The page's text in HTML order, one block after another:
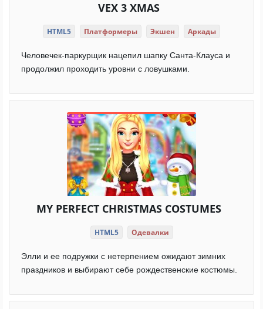
VEX 3 XMAS
HTML5 Платформеры Экшен Аркады
Человечек-паркурщик нацепил шапку Санта-Клауса и
продолжил проходить уровни с ловушками.
MY PERFECT CHRISTMAS COSTUMES
HTML5 Одевалки
Элли и ее подружки с нетерпением ожидают зимних
праздников и выбирают себе рождественские костюмы.